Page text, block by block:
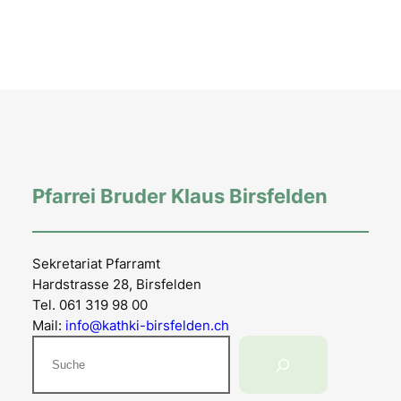
Pfarrei Bruder Klaus Birsfelden
Sekretariat Pfarramt
Hardstrasse 28, Birsfelden
Tel. 061 319 98 00
Mail: info@kathki-birsfelden.ch